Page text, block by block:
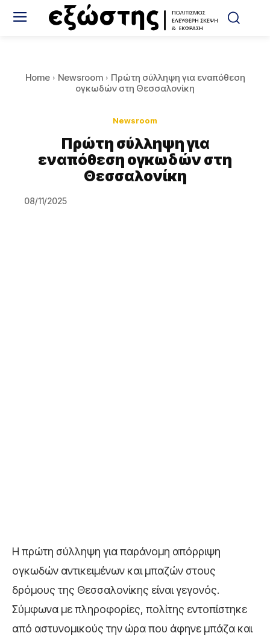
Home Newsroom
Πρώτη σύλληψη για εναπόθεση
ογκωδών στη Θεσσαλονίκη
Newsroom
Πρώτη σύλληψη για
εναπόθεση ογκωδών στη
Θεσσαλονίκη
08/11/2025
Η πρώτη σύλληψη για παράνομη απόρριψη
ογκωδών αντικειμένων και μπαζών στους
δρόμους της Θεσσαλονίκης είναι γεγονός.
Σύμφωνα με πληροφορίες, πολίτης εντοπίστηκε
από αστυνομικούς την ώρα που άφηνε μπάζα και